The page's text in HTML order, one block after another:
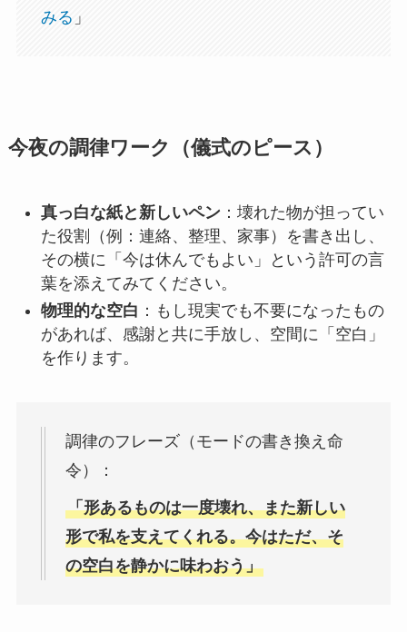
みる 」
今夜の調律ワーク（儀式のピース）
真っ白な紙と新しいペン：壊れた物が担ってい
た役割（例：連絡、整理、家事）を書き出し、
その横に「今は休んでもよい」という許可の言
葉を添えてみてください。
物理的な空白 ：もし現実でも不要になったもの
があれば、感謝と共に手放し、空間に「空白」
を作ります。
調律のフレーズ（モードの書き換え命
令）：
「形あるものは一度壊れ、また新しい
形で私を支えてくれる。今はただ、そ
の空白を静かに味わおう」